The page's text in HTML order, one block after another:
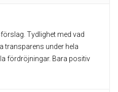
Tydlighet med vad
transparens under hela
fördröjningar. Bara positiv